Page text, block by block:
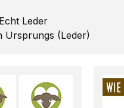
Leder
Ursprungs (Leder)